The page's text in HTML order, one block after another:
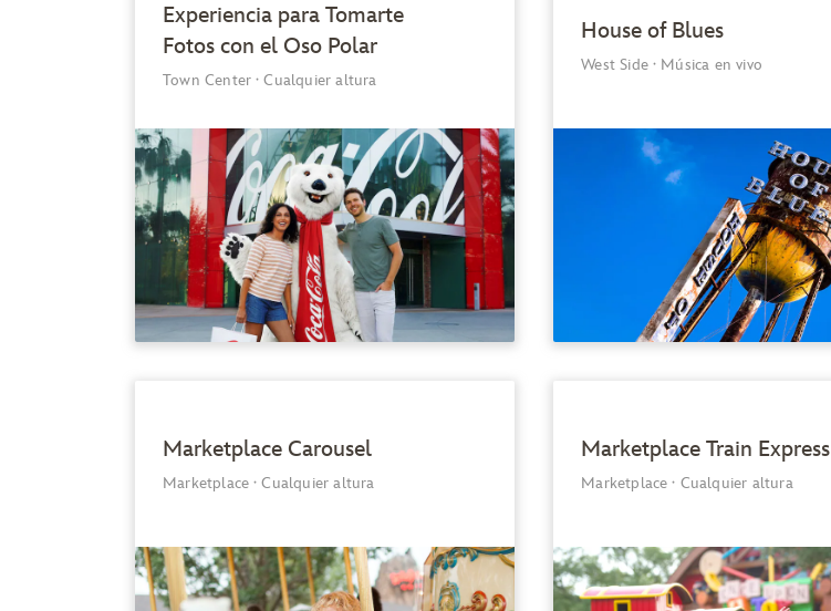
Experiencia para Tomarte
Fotos con el Oso Polar
Town Center · Cualquier altura
House of Blues
West Side · Música en vivo
Marketplace Carousel
Marketplace · Cualquier altura
Marketplace Train Express
Marketplace · Cualquier altura